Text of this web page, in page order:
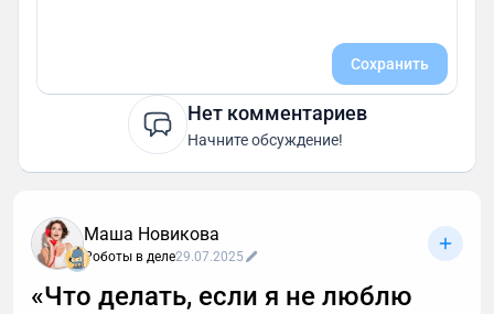
Сохранить
Нет комментариев
Начните обсуждение!
Маша Новикова
Роботы в деле29.07.2025
«Что делать, если я не люблю